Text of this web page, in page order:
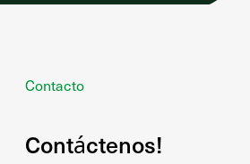
Contacto
Contáctenos!